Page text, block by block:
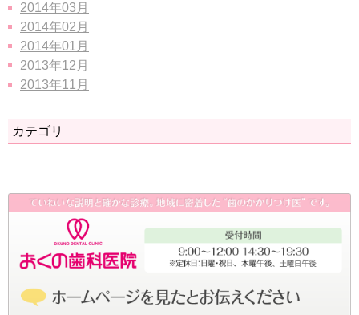
2014年03月
2014年02月
2014年01月
2013年12月
2013年11月
カテゴリ